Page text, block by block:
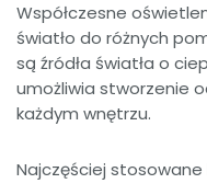
Współczesne
światło do różnych
są źródła światła o
umożliwia stworzenie
każdym wnętrzu.
Najczęściej stosowane